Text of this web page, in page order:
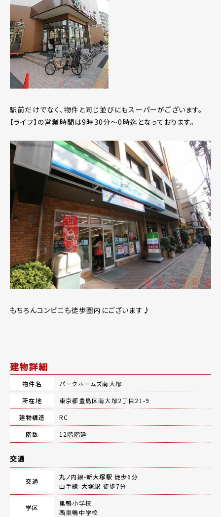
駅前だけでなく、物件と同じ並びにもスーパーがございます。
【ライフ】の営業時間は9時30分～0時迄となっております。
もちろんコンビニも徒歩圏内にございます♪
建物詳細
物件名
パークホームズ南大塚
所在地
東京都豊島区南大塚2丁目21-9
建物構造
RC
階数
12階階建
交通
交通
丸ノ内線-新大塚駅 徒歩6分
山手線-大塚駅 徒歩7分
学区
巣鴨小学校
西巣鴨中学校